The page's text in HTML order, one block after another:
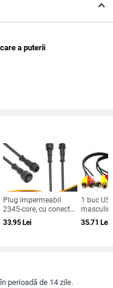
a puterii
Plug impermeabil
2345-core, cu conector
LED masculin/feminin,
cablu negru pentru
33.95Lei
1 buc
masculin
mamă
35.71 Lei
perioadă de 14 zile.